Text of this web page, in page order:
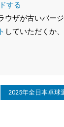
する
ウザが古いバー
していただくか
2025年全日本卓球